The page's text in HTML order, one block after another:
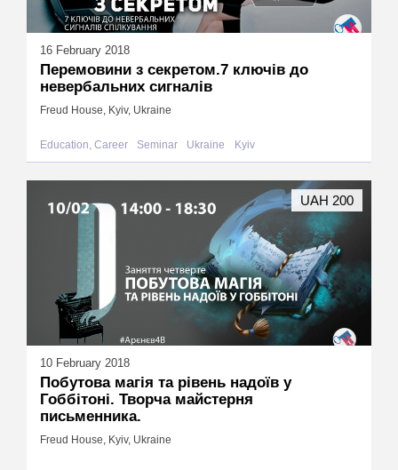
16 February 2018
Перемовини з секретом.7 ключів до
невербальних сигналів
Freud House, Kyiv, Ukraine
Education, Career Seminar Ukraine Kyiv
10 February 2018
Побутова магія та рівень надоїв у
Гоббітоні. Творча майстерня
письменника.
Freud House, Kyiv, Ukraine
UAH 200